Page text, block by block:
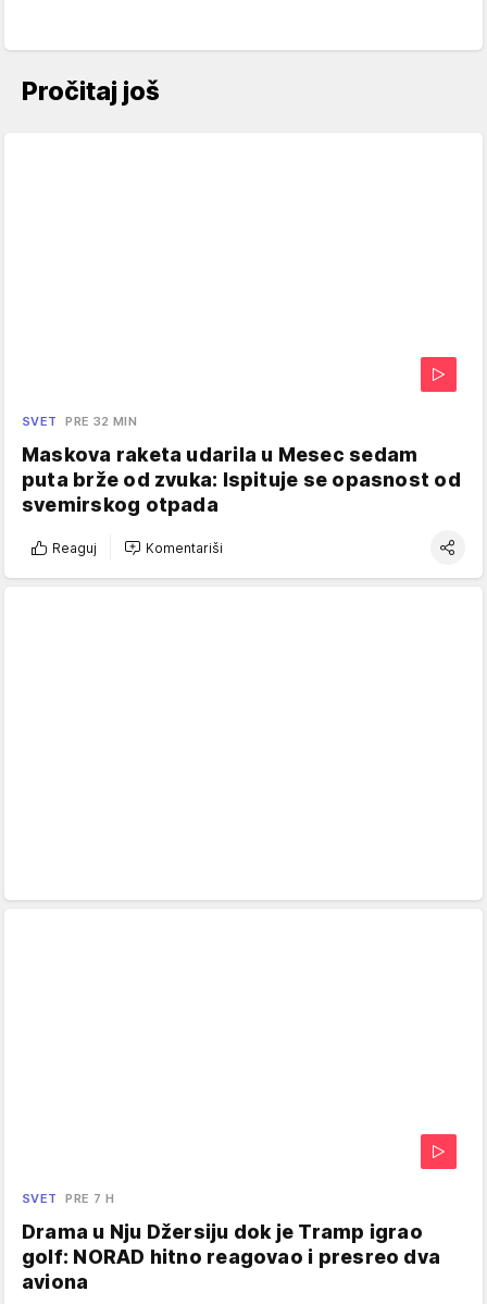
Pročitaj još
SVET PRE 32 MIN
Maskova raketa udarila u Mesec sedam
puta brže od zvuka: Ispituje se opasnost od
svemirskog otpada
Reaguj Komentariši
SVET PRE 7 H
Drama u Nju Džersiju dok je Tramp igrao
golf: NORAD hitno reagovao i presreo dva
aviona